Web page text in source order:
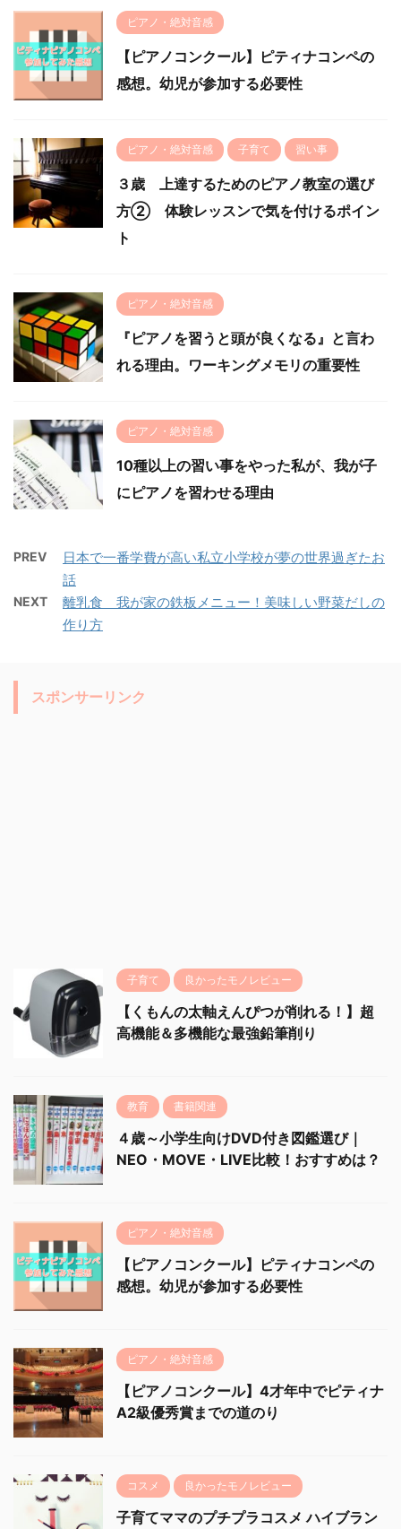
ピアノ・絶対音感
【ピアノコンクール】ピティナコンペの
感想。幼児が参加する必要性
ピアノ・絶対音感 子育て 習い事
３歳 上達するためのピアノ教室の選び
方② 体験レッスンで気を付けるポイン
ト
ピアノ・絶対音感
『ピアノを習うと頭が良くなる』と言わ
れる理由。ワーキングメモリの重要性
ピアノ・絶対音感
10種以上の習い事をやった私が、我が子
にピアノを習わせる理由
PREV
日本で一番学費が高い私立小学校が夢の世界過ぎたお
話
NEXT
離乳食 我が家の鉄板メニュー！美味しい野菜だしの
作り方
スポンサーリンク
子育て 良かったモノレビュー
【くもんの太軸えんぴつが削れる！】超
高機能＆多機能な最強鉛筆削り
教育 書籍関連
４歳～小学生向けDVD付き図鑑選び｜
NEO・MOVE・LIVE比較！おすすめは？
ピアノ・絶対音感
【ピアノコンクール】ピティナコンペの
感想。幼児が参加する必要性
ピアノ・絶対音感
【ピアノコンクール】4才年中でピティナ
A2級優秀賞までの道のり
コスメ 良かったモノレビュー
子育てママのプチプラコスメ ハイブラン